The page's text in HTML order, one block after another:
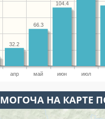
апр май июн июл
104.4
66.3
32.2
МОГОЧА НА КАРТЕ